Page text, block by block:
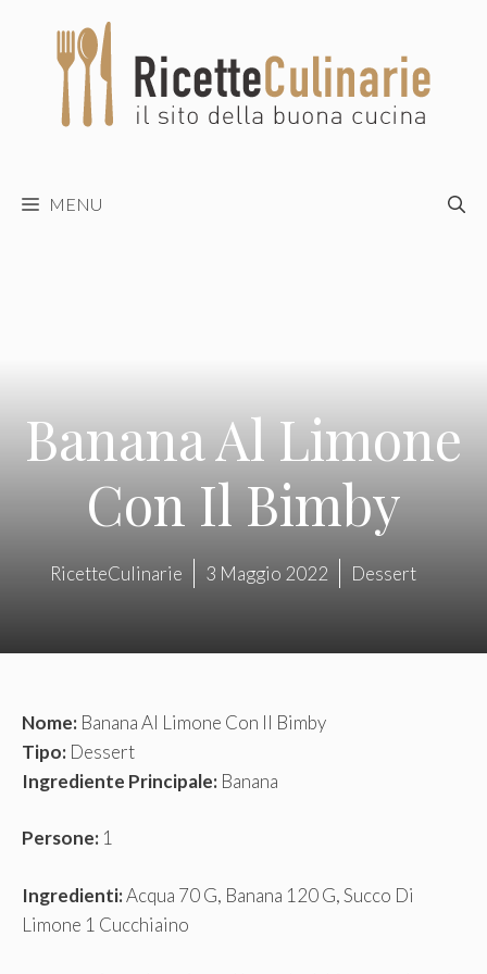
contenuto
MENU
Banana Al Limone
Con Il Bimby
RicetteCulinarie 3 Maggio 2022 Dessert
Nome: Banana Al Limone Con Il Bimby
Tipo: Dessert
Ingrediente Principale: Banana
Persone: 1
Ingredienti:Acqua 70 G, Banana 120 G, Succo Di
Limone 1 Cucchiaino